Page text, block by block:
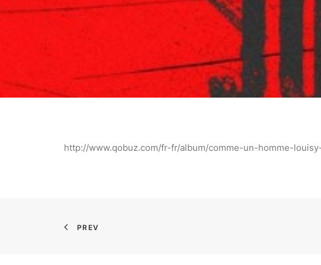
http://www.qobuz.com/fr-fr/album/comme-un-homme-
PREV